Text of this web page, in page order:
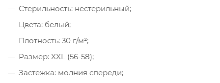
Стерильность: нестерильный;
Цвета: белый;
Плотность: 30 г/м²;
Размер: XXL (56-58);
Застежка: молния спереди;